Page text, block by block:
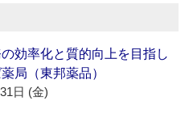
の効率化と質的向上を目指し
局（東邦薬品）
日 (金)